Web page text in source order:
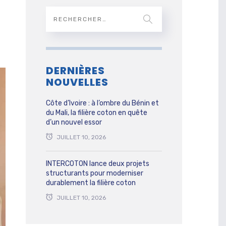
DERNIÈRES
NOUVELLES
Côte d’Ivoire : à l’ombre du Bénin et
du Mali, la filière coton en quête
d’un nouvel essor
JUILLET 10, 2026
INTERCOTON lance deux projets
structurants pour moderniser
durablement la filière coton
JUILLET 10, 2026